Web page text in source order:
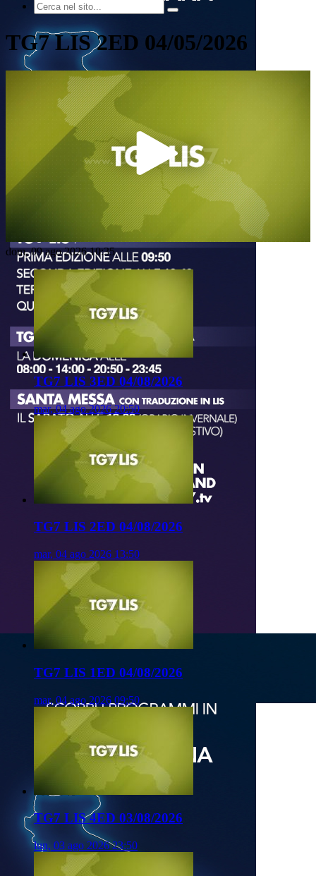
TG7 LIS 2ED 04/05/2026
Play
Video
dom, 09 ago 2026 10:35
TG7 LIS 3ED 04/08/2026
mar, 04 ago 2026 20:50
TG7 LIS 2ED 04/08/2026
mar, 04 ago 2026 13:50
TG7 LIS 1ED 04/08/2026
mar, 04 ago 2026 09:50
TG7 LIS 4ED 03/08/2026
lun, 03 ago 2026 23:50